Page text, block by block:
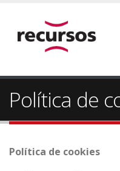
Política de
Política de cookies